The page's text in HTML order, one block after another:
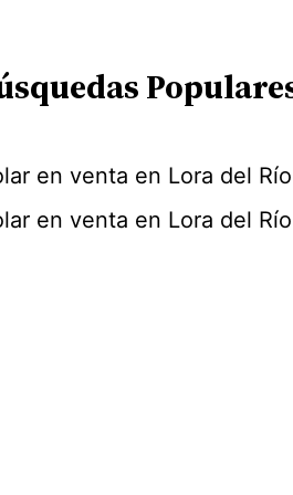
en venta en Lora del Río
en venta en Lora del Río